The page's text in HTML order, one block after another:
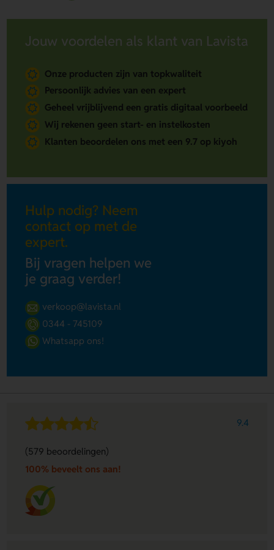
Jouw voordelen als klant van Lavista
Onze producten zijn van topkwaliteit
Persoonlijk advies van een expert
Geheel vrijblijvend een gratis digitaal voorbeeld
Wij rekenen geen start- en instelkosten
Klanten beoordelen ons met een 9.7 op kiyoh
Hulp nodig? Neem
contact op met de
expert.
Bij vragen helpen we
je graag verder!
verkoop@lavista.nl
0344 - 745109
Whatsapp ons!
9.4
(579 beoordelingen)
100% beveelt ons aan!